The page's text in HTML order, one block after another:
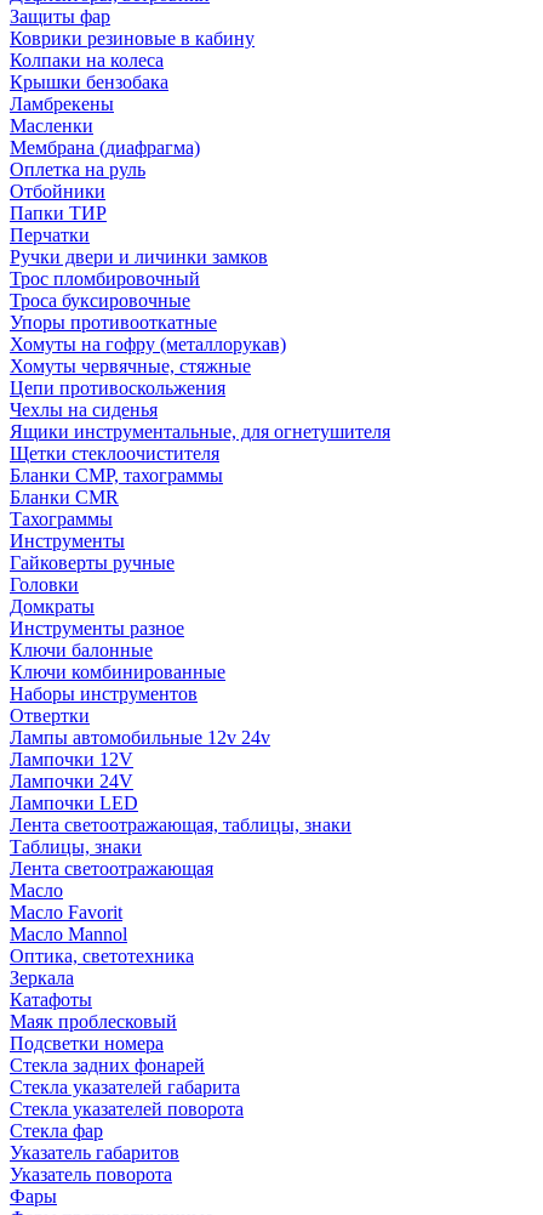
Защиты фар
Коврики резиновые в кабину
Колпаки на колеса
Крышки бензобака
Ламбрекены
Масленки
Мембрана (диафрагма)
Оплетка на руль
Отбойники
Папки ТИР
Перчатки
Ручки двери и личинки замков
Трос пломбировочный
Троса буксировочные
Упоры противооткатные
Хомуты на гофру (металлорукав)
Хомуты червячные, стяжные
Цепи противоскольжения
Чехлы на сиденья
Ящики инструментальные, для огнетушителя
Щетки стеклоочистителя
Бланки СМР, тахограммы
Бланки CMR
Тахограммы
Инструменты
Гайковерты ручные
Головки
Домкраты
Инструменты разное
Ключи балонные
Ключи комбинированные
Наборы инструментов
Отвертки
Лампы автомобильные 12v 24v
Лампочки 12V
Лампочки 24V
Лампочки LED
Лента светоотражающая, таблицы, знаки
Таблицы, знаки
Лента светоотражающая
Масло
Масло Favorit
Масло Mannol
Оптика, светотехника
Зеркала
Катафоты
Маяк проблесковый
Подсветки номера
Стекла задних фонарей
Стекла указателей габарита
Стекла указателей поворота
Стекла фар
Указатель габаритов
Указатель поворота
Фары